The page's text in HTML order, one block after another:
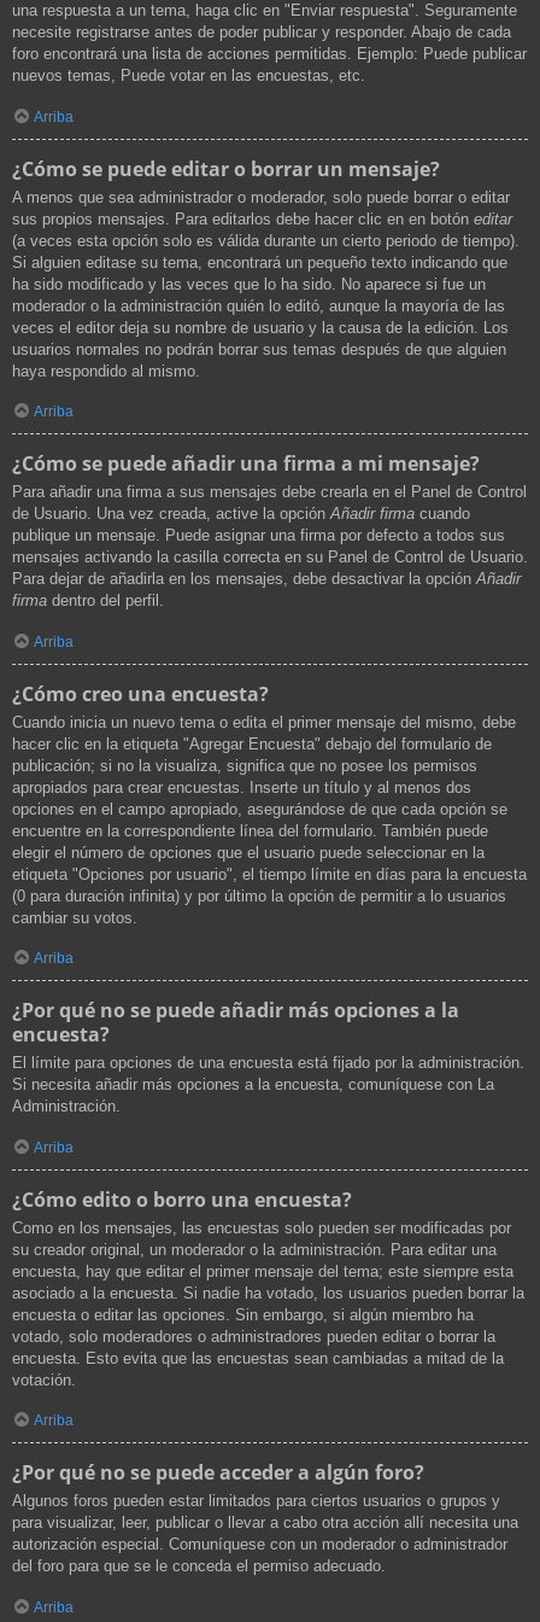
una respuesta a un tema, haga clic en "Enviar respuesta". Seguramente
necesite registrarse antes de poder publicar y responder. Abajo de cada
foro encontrará una lista de acciones permitidas. Ejemplo: Puede publicar
nuevos temas, Puede votar en las encuestas, etc.
Arriba
¿Cómo se puede editar o borrar un mensaje?
A menos que sea administrador o moderador, solo puede borrar o editar
sus propios mensajes. Para editarlos debe hacer clic en en botón editar
(a veces esta opción solo es válida durante un cierto periodo de tiempo).
Si alguien editase su tema, encontrará un pequeño texto indicando que
ha sido modificado y las veces que lo ha sido. No aparece si fue un
moderador o la administración quién lo editó, aunque la mayoría de las
veces el editor deja su nombre de usuario y la causa de la edición. Los
usuarios normales no podrán borrar sus temas después de que alguien
haya respondido al mismo.
Arriba
¿Cómo se puede añadir una firma a mi mensaje?
Para añadir una firma a sus mensajes debe crearla en el Panel de Control
de Usuario. Una vez creada, active la opciónAñadir firma cuando
publique un mensaje. Puede asignar una firma por defecto a todos sus
mensajes activando la casilla correcta en su Panel de Control de Usuario.
Para dejar de añadirla en los mensajes, debe desactivar la opciónAñadir
firma dentro del perfil.
Arriba
¿Cómo creo una encuesta?
Cuando inicia un nuevo tema o edita el primer mensaje del mismo, debe
hacer clic en la etiqueta "Agregar Encuesta" debajo del formulario de
publicación; si no la visualiza, significa que no posee los permisos
apropiados para crear encuestas. Inserte un título y al menos dos
opciones en el campo apropiado, asegurándose de que cada opción se
encuentre en la correspondiente línea del formulario. También puede
elegir el número de opciones que el usuario puede seleccionar en la
etiqueta "Opciones por usuario", el tiempo límite en días para la encuesta
(0 para duración infinita) y por último la opción de permitir a lo usuarios
cambiar su votos.
Arriba
¿Por qué no se puede añadir más opciones a la
encuesta?
El límite para opciones de una encuesta está fijado por la administración.
Si necesita añadir más opciones a la encuesta, comuníquese con La
Administración.
Arriba
¿Cómo edito o borro una encuesta?
Como en los mensajes, las encuestas solo pueden ser modificadas por
su creador original, un moderador o la administración. Para editar una
encuesta, hay que editar el primer mensaje del tema; este siempre esta
asociado a la encuesta. Si nadie ha votado, los usuarios pueden borrar la
encuesta o editar las opciones. Sin embargo, si algún miembro ha
votado, solo moderadores o administradores pueden editar o borrar la
encuesta. Esto evita que las encuestas sean cambiadas a mitad de la
votación.
Arriba
¿Por qué no se puede acceder a algún foro?
Algunos foros pueden estar limitados para ciertos usuarios o grupos y
para visualizar, leer, publicar o llevar a cabo otra acción allí necesita una
autorización especial. Comuníquese con un moderador o administrador
del foro para que se le conceda el permiso adecuado.
Arriba